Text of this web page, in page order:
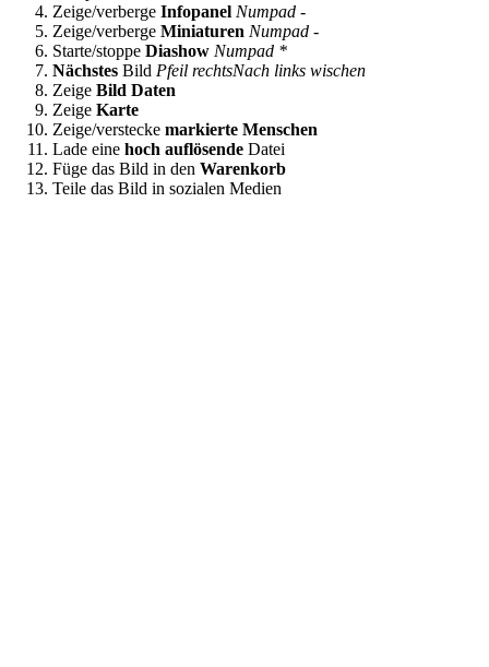
Zeige/verberge Infopanel Numpad -
Zeige/verberge Miniaturen Numpad -
Starte/stoppe Diashow Numpad *
Nächstes Bild Pfeil rechtsNach links wischen
Zeige Bild Daten
Zeige Karte
Zeige/verstecke markierte Menschen
Lade eine hoch auflösende Datei
Füge das Bild in den Warenkorb
Teile das Bild in sozialen Medien